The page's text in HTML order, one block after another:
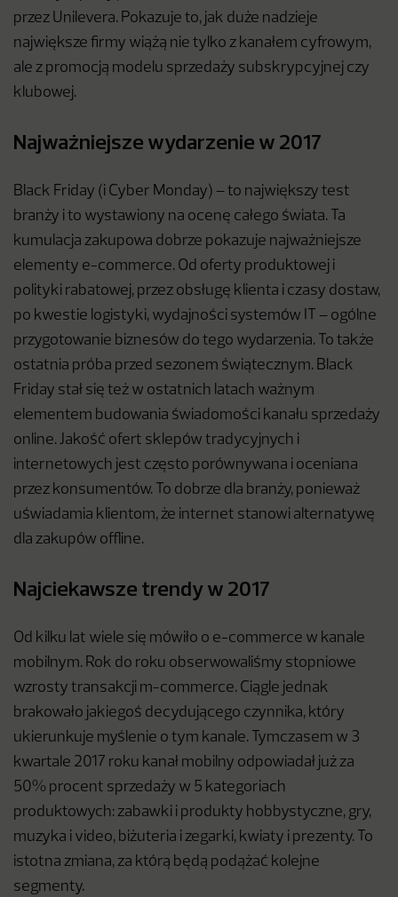
przez Unilevera. Pokazuje to, jak duże nadzieje
największe firmy wiążą nie tylko z kanałem cyfrowym,
ale z promocją modelu sprzedaży subskrypcyjnej czy
klubowej.
Najważniejsze wydarzenie w 2017
Black Friday (i Cyber Monday) – to największy test
branży i to wystawiony na ocenę całego świata. Ta
kumulacja zakupowa dobrze pokazuje najważniejsze
elementy e-commerce. Od oferty produktowej i
polityki rabatowej, przez obsługę klienta i czasy dostaw,
po kwestie logistyki, wydajności systemów IT – ogólne
przygotowanie biznesów do tego wydarzenia. To także
ostatnia próba przed sezonem świątecznym. Black
Friday stał się też w ostatnich latach ważnym
elementem budowania świadomości kanału sprzedaży
online. Jakość ofert sklepów tradycyjnych i
internetowych jest często porównywana i oceniana
przez konsumentów. To dobrze dla branży, ponieważ
uświadamia klientom, że internet stanowi alternatywę
dla zakupów offline.
Najciekawsze trendy w 2017
Od kilku lat wiele się mówiło o e-commerce w kanale
mobilnym. Rok do roku obserwowaliśmy stopniowe
wzrosty transakcji m-commerce. Ciągle jednak
brakowało jakiegoś decydującego czynnika, który
ukierunkuje myślenie o tym kanale. Tymczasem w 3
kwartale 2017 roku kanał mobilny odpowiadał już za
50% procent sprzedaży w 5 kategoriach
produktowych: zabawki i produkty hobbystyczne, gry,
muzyka i video, biżuteria i zegarki, kwiaty i prezenty. To
istotna zmiana, za którą będą podążać kolejne
segmenty.